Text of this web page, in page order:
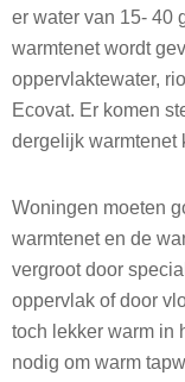
er water van 15- 40
warmtenet wordt
oppervlaktewater,
Ecovat. Er komen
dergelijk warmtenet
Woningen moeten
warmtenet en de
vergroot door
oppervlak of door
toch lekker warm in
nodig om warm